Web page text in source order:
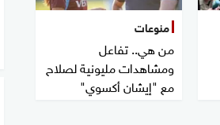
منوعات
من هي.. تفاعل
ومشاهدات مليونية لصلاح
مع "إيشان أكسوي"